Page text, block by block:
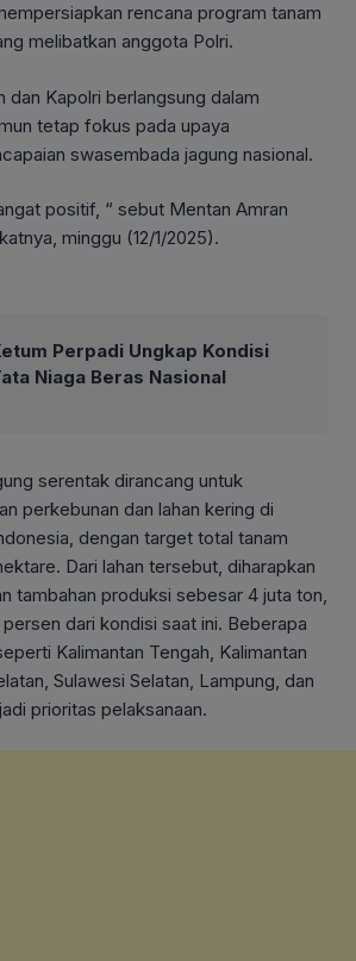
rencana program tanam
melibatkan anggota Polri.
dan Kapolri berlangsung dalam
tetap fokus pada upaya
swasembada jagung nasional.
positif, “ sebut Mentan Amran
minggu (12/1/2025).
Perpadi Ungkap Kondisi
Niaga Beras Nasional
serentak dirancang untuk
perkebunan dan lahan kering di
dengan target total tanam
Dari lahan tersebut, diharapkan
tambahan produksi sebesar 4 juta ton,
dari kondisi saat ini. Beberapa
Kalimantan Tengah, Kalimantan
Sulawesi Selatan, Lampung, dan
prioritas pelaksanaan.